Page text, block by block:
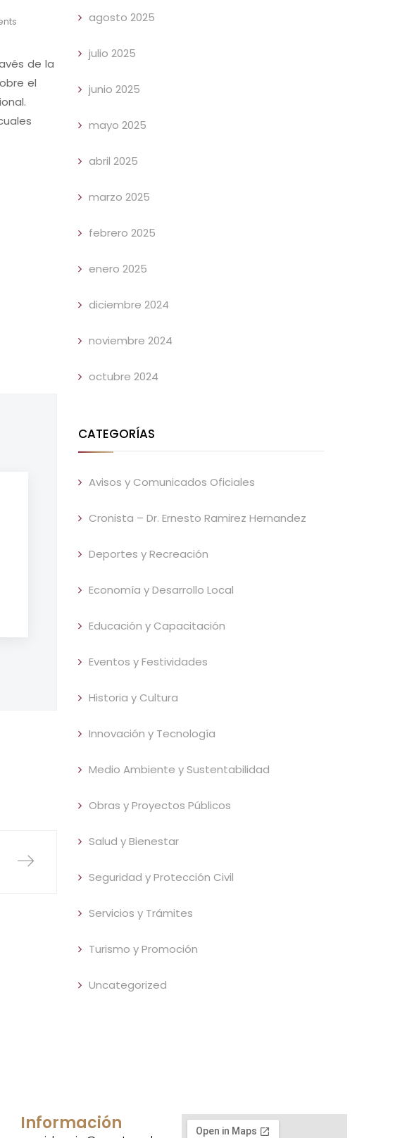
de la
el
agosto 2025
julio 2025
junio 2025
mayo 2025
abril 2025
marzo 2025
febrero 2025
enero 2025
diciembre 2024
noviembre 2024
octubre 2024
CATEGORÍAS
Avisos y Comunicados Oficiales
Cronista – Dr. Ernesto Ramirez Hernandez
Deportes y Recreación
Economía y Desarrollo Local
Educación y Capacitación
Eventos y Festividades
Historia y Cultura
Innovación y Tecnología
Medio Ambiente y Sustentabilidad
Obras y Proyectos Públicos
Salud y Bienestar
Seguridad y Protección Civil
Servicios y Trámites
Turismo y Promoción
Uncategorized
Información